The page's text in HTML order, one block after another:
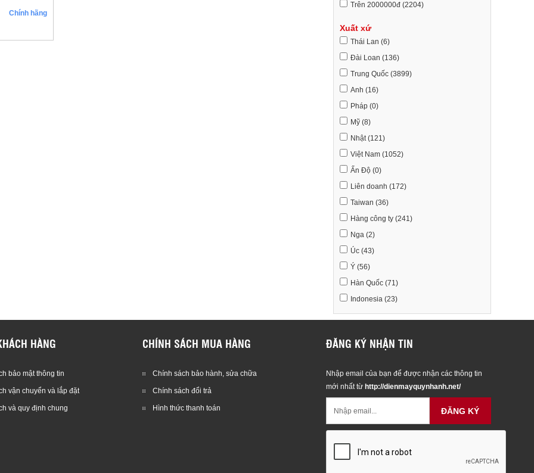
Chính hãng
Trên 2000000đ (2204)
Xuất xứ
Thái Lan (6)
Đài Loan (136)
Trung Quốc (3899)
Anh (16)
Pháp (0)
Mỹ (8)
Nhật (121)
Việt Nam (1052)
Ấn Độ (0)
Liên doanh (172)
Taiwan (36)
Hàng công ty (241)
Nga (2)
Úc (43)
Ý (56)
Hàn Quốc (71)
Indonesia (23)
HÀNG
bảo mật thông tin
vận chuyển và lắp đặt
và quy định chung
CHÍNH SÁCH MUA HÀNG
Chính sách bảo hành, sửa chữa
Chính sách đổi trả
Hình thức thanh toán
ĐĂNG KÝ NHẬN TIN
Nhập email của bạn để được nhận các thông tin
mới nhất từ http://dienmayquynhanh.net/
ĐĂNG KÝ